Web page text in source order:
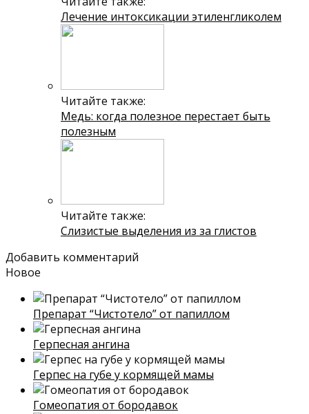
Лечение интоксикации этиленгликолем
Читайте также:
Медь: когда полезное перестает быть
полезным
Читайте также:
Слизистые выделения из за глистов
Добавить комментарий
Новое
Препарат “Чистотело” от папиллом
Герпесная ангина
Герпес на губе у кормящей мамы
Гомеопатия от бородавок